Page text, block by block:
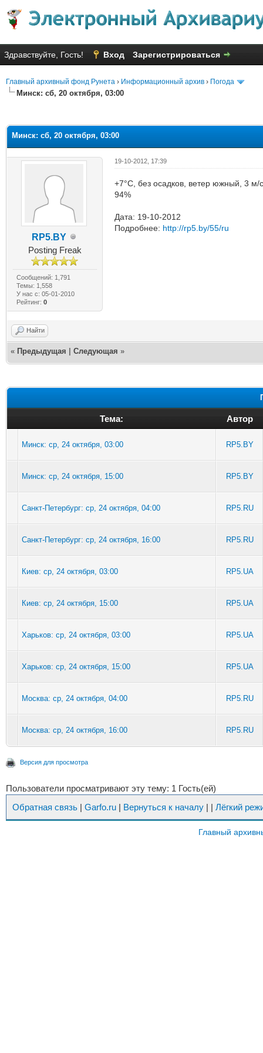
Здравствуйте, Гость! Вход Зарегистрироваться
Главный архивный фонд Рунета › Информационный архив › Погода
Минск: сб, 20 октября, 03:00
Минск: сб, 20 октября, 03:00
RP5.BY
Posting Freak
Сообщений: 1,791
Темы: 1,558
У нас с: 05-01-2010
Рейтинг: 0
19-10-2012, 17:39
+7°C, без осадков, ветер южный, 3
94%
Дата: 19-10-2012
Подробнее: http://rp5.by/55/ru
Найти
« Предыдущая Следующая »
Тема: Автор
Минск: ср, 24 октября, 03:00 RP5.BY
Минск: ср, 24 октября, 15:00 RP5.BY
Санкт-Петербург: ср, 24 октября, 04:00 RP5.RU
Санкт-Петербург: ср, 24 октября, 16:00 RP5.RU
Киев: ср, 24 октября, 03:00 RP5.UA
Киев: ср, 24 октября, 15:00 RP5.UA
Харьков: ср, 24 октября, 03:00 RP5.UA
Харьков: ср, 24 октября, 15:00 RP5.UA
Москва: ср, 24 октября, 04:00 RP5.RU
Москва: ср, 24 октября, 16:00 RP5.RU
Версия для просмотра
Пользователи просматривают эту тему: 1 Гость(ей)
Обратная связь | Garfo.ru | Вернуться к началу | | Лёгкий
Главный